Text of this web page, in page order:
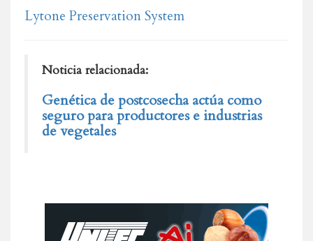
Lytone Preservation System
Noticia relacionada:
Genética de postcosecha actúa como
seguro para productores e industrias
de vegetales